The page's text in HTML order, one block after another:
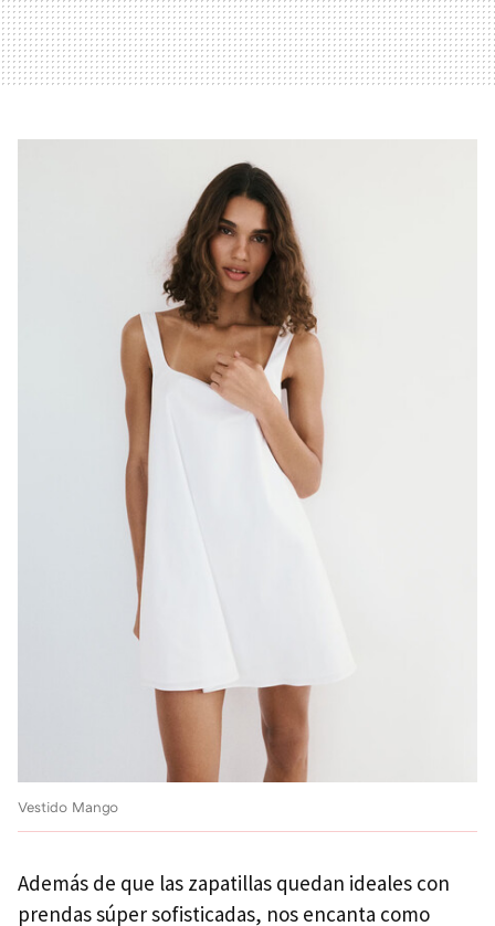
Vestido Mango
Además de que las zapatillas quedan ideales con
prendas súper sofisticadas, nos encanta como